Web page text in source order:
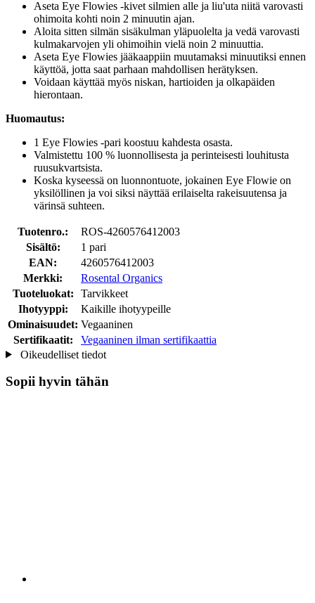
Aseta Eye Flowies -kivet silmien alle ja liu'uta niitä varovasti
ohimoita kohti noin 2 minuutin ajan.
Aloita sitten silmän sisäkulman yläpuolelta ja vedä varovasti
kulmakarvojen yli ohimoihin vielä noin 2 minuuttia.
Aseta Eye Flowies jääkaappiin muutamaksi minuutiksi ennen
käyttöä, jotta saat parhaan mahdollisen herätyksen.
Voidaan käyttää myös niskan, hartioiden ja olkapäiden
hierontaan.
Huomautus:
1 Eye Flowies -pari koostuu kahdesta osasta.
Valmistettu 100 % luonnollisesta ja perinteisesti louhitusta
ruusukvartsista.
Koska kyseessä on luonnontuote, jokainen Eye Flowie on
yksilöllinen ja voi siksi näyttää erilaiselta rakeisuutensa ja
värinsä suhteen.
Tuotenro.:
ROS-4260576412003
Sisältö:
1 pari
EAN:
4260576412003
Merkki:
Rosental Organics
Tuoteluokat:
Tarvikkeet
Ihotyyppi:
Kaikille ihotyypeille
Ominaisuudet: Vegaaninen
Sertifikaatit:
Vegaaninen ilman sertifikaattia
Oikeudelliset tiedot
Sopii hyvin tähän